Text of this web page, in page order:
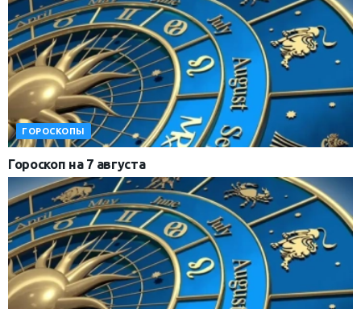
ГОРОСКОПЫ
Гороскоп на 7 августа